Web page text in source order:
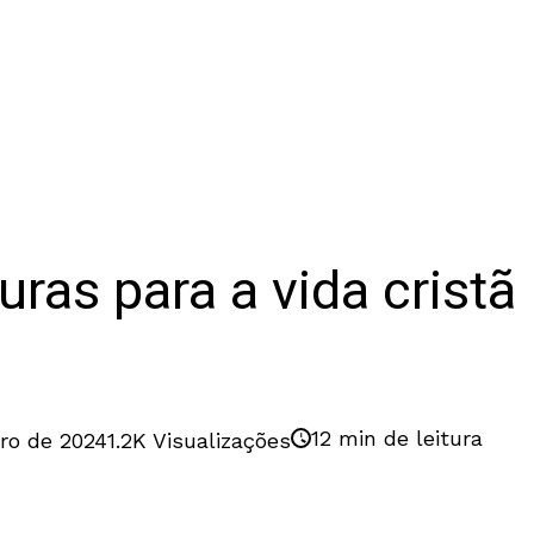
para a vida cristã
de 20241.2K Visualizações 12 min de leitura